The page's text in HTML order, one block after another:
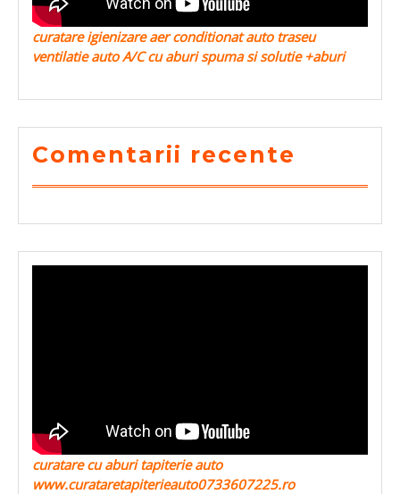
curatare igienizare aer conditionat auto traseu
ventilatie auto A/C cu aburi spuma si solutie +aburi
Comentarii recente
curatare cu aburi tapiterie auto
www.curataretapiterieauto0733607225.ro